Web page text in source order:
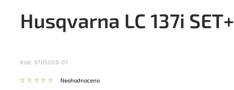
Husqvarna LC 137i SET+
Kód: 9705009-07
Neohodnoceno